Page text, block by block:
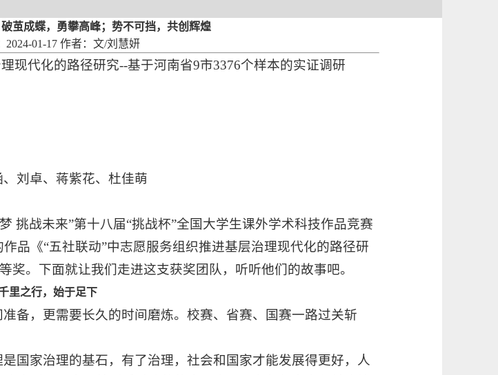
茧成蝶，勇攀高峰；势不可挡，共创辉煌
2024-01-17 作者：文/刘慧妍
现代化的路径研究--基于河南省9市3376个样本的实证调研
刘卓、蒋紫花、杜佳萌
挑战未来”第十八届“挑战杯”全国大学生课外学术科技作品竞赛
品《“五社联动”中志愿服务组织推进基层治理现代化的路径研
。下面就让我们走进这支获奖团队，听听他们的故事吧。
里之行，始于足下
备，更需要长久的时间磨炼。校赛、省赛、国赛一路过关斩
国家治理的基石，有了治理，社会和国家才能发展得更好，人